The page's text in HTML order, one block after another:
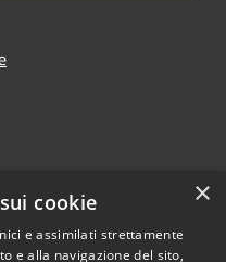
×
cookie
e assimilati strettamente
e alla navigazione del sito,